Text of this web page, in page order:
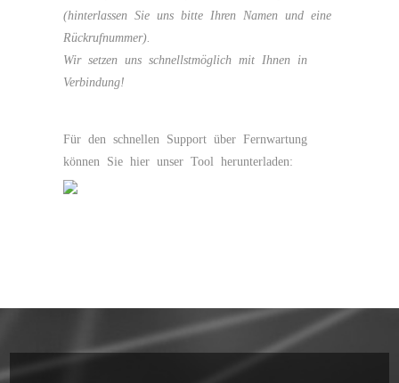
(hinterlassen Sie uns bitte Ihren Namen und eine
Rückrufnummer).
Wir setzen uns schnellstmöglich mit Ihnen in
Verbindung!
Für den schnellen Support über Fernwartung
können Sie hier unser Tool herunterladen: